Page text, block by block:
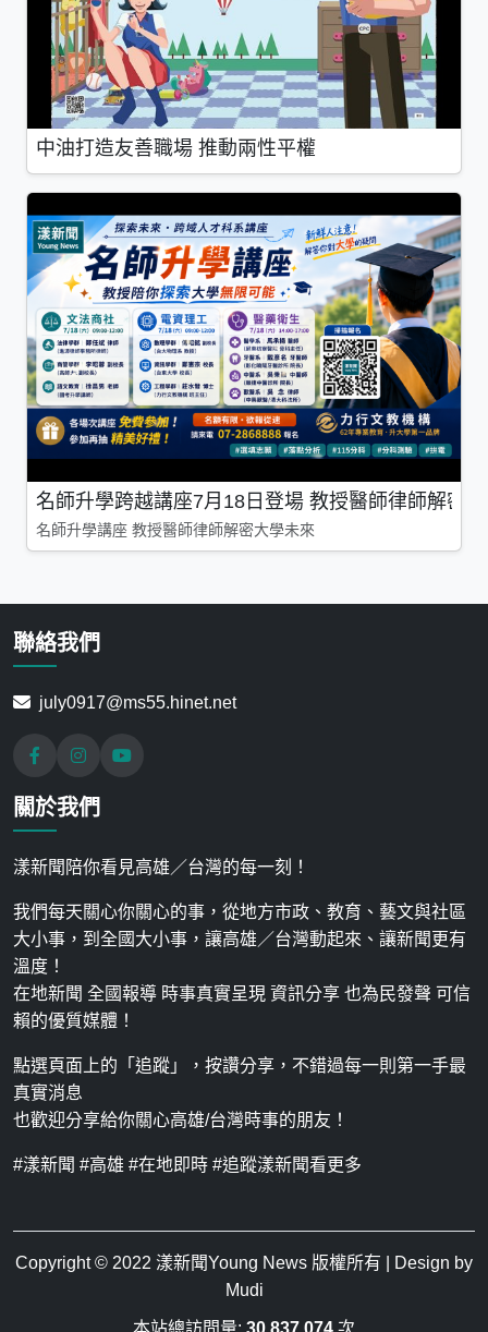
中油打造友善職場 推動兩性平權
名師升學跨越講座7月18日登場 教授醫師律師解密
名師升學講座 教授醫師律師解密大學未來
聯絡我們
july0917@ms55.hinet.net
關於我們
漾新聞陪你看見高雄／台灣的每一刻！
我們每天關心你關心的事，從地方市政、教育、藝文與社區
大小事，到全國大小事，讓高雄／台灣動起來、讓新聞更有
溫度！
在地新聞 全國報導 時事真實呈現 資訊分享 也為民發聲 可信
賴的優質媒體！
點選頁面上的「追蹤」，按讚分享，不錯過每一則第一手最
真實消息
也歡迎分享給你關心高雄/台灣時事的朋友！
#漾新聞 #高雄 #在地即時 #追蹤漾新聞看更多
Copyright © 2022 漾新聞Young News 版權所有 | Design by
Mudi
本站總訪問量: 30,837,074 次